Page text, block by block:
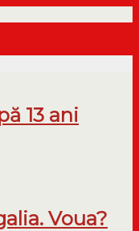
13 ani
Voua?